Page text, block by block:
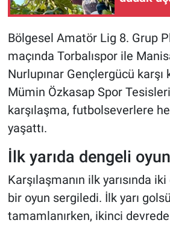
Bölgesel Amatör Lig 8. Grup
maçında Torbalıspor ile
Nurlupınar Gençlergücü karşı
Mümin Özkasap Spor
karşılaşma, futbolseverlere
yaşattı.
İlk yarıda dengeli
Karşılaşmanın ilk yarısında
bir oyun sergiledi. İlk yarı
tamamlanırken, ikinci